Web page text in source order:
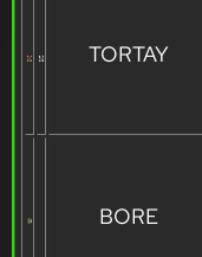
TORTAY
BORE